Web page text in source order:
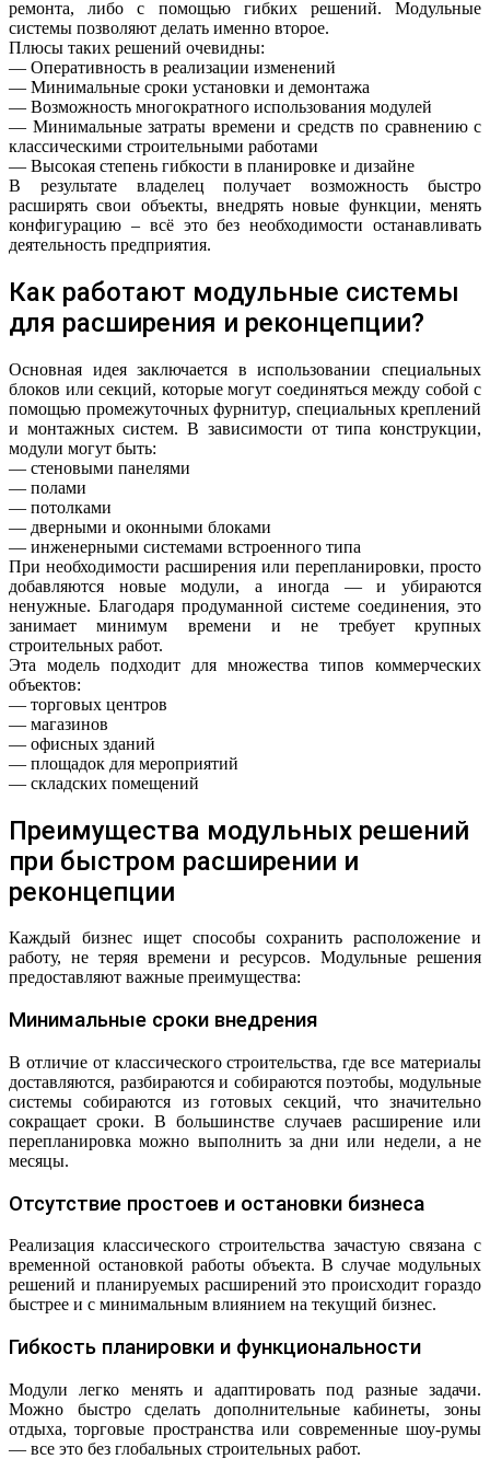
ремонта, либо с помощью гибких решений. Модульные
системы позволяют делать именно второе.
Плюсы таких решений очевидны:
— Оперативность в реализации изменений
— Минимальные сроки установки и демонтажа
— Возможность многократного использования модулей
— Минимальные затраты времени и средств по сравнению с
классическими строительными работами
— Высокая степень гибкости в планировке и дизайне
В результате владелец получает возможность быстро
расширять свои объекты, внедрять новые функции, менять
конфигурацию – всё это без необходимости останавливать
деятельность предприятия.
Как работают модульные системы
для расширения и реконцепции?
Основная идея заключается в использовании специальных
блоков или секций, которые могут соединяться между собой с
помощью промежуточных фурнитур, специальных креплений
и монтажных систем. В зависимости от типа конструкции,
модули могут быть:
— стеновыми панелями
— полами
— потолками
— дверными и оконными блоками
— инженерными системами встроенного типа
При необходимости расширения или перепланировки, просто
добавляются новые модули, а иногда — и убираются
ненужные. Благодаря продуманной системе соединения, это
занимает минимум времени и не требует крупных
строительных работ.
Эта модель подходит для множества типов коммерческих
объектов:
— торговых центров
— магазинов
— офисных зданий
— площадок для мероприятий
— складских помещений
Преимущества модульных решений
при быстром расширении и
реконцепции
Каждый бизнес ищет способы сохранить расположение и
работу, не теряя времени и ресурсов. Модульные решения
предоставляют важные преимущества:
Минимальные сроки внедрения
В отличие от классического строительства, где все материалы
доставляются, разбираются и собираются поэтобы, модульные
системы собираются из готовых секций, что значительно
сокращает сроки. В большинстве случаев расширение или
перепланировка можно выполнить за дни или недели, а не
месяцы.
Отсутствие простоев и остановки бизнеса
Реализация классического строительства зачастую связана с
временной остановкой работы объекта. В случае модульных
решений и планируемых расширений это происходит гораздо
быстрее и с минимальным влиянием на текущий бизнес.
Гибкость планировки и функциональности
Модули легко менять и адаптировать под разные задачи.
Можно быстро сделать дополнительные кабинеты, зоны
отдыха, торговые пространства или современные шоу-румы
— все это без глобальных строительных работ.